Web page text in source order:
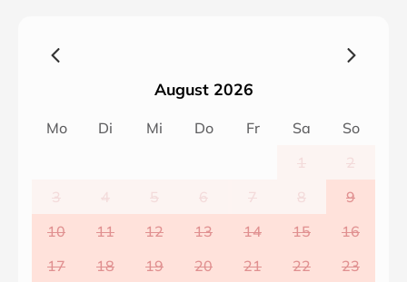
Eisfach und Mikrowelle. WLAN kostenfrei, Wellness
Franziskus inklusive.
An-/Abreise nur Samstag/Sonntag möglich, ab 6 ÜN.
August 2026
Mo Di Mi Do Fr Sa
So
1
2
3
4 5 6 7 8
9
10
11 12 13 14 15
16
17
18 19 20 21 22
23